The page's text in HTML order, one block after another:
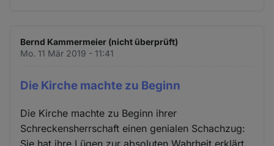
Bernd Kammermeier (nicht überprüft)
Mo. 11 Mär 2019 - 11:41
Die Kirche machte zu Beginn
Die Kirche machte zu Beginn ihrer
Schreckensherrschaft einen genialen Schachzug: